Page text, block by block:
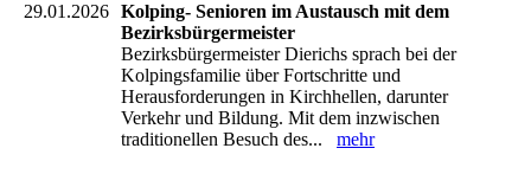
29.01.2026 Kolping- Senioren im Austausch mit dem
Bezirksbürgermeister
Bezirksbürgermeister Dierichs sprach bei der
Kolpingsfamilie über Fortschritte und
Herausforderungen in Kirchhellen, darunter
Verkehr und Bildung. Mit dem inzwischen
traditionellen Besuch des... mehr